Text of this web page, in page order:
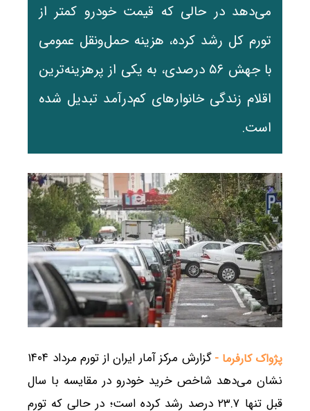
می‌دهد در حالی که قیمت خودرو کمتر از
تورم کل رشد کرده، هزینه حمل‌ونقل عمومی
با جهش ۵۶ درصدی، به یکی از پرهزینه‌ترین
اقلام زندگی خانوارهای کم‌درآمد تبدیل شده
است.
پژواک کارفرما -
گزارش مرکز آمار ایران از تورم مرداد ۱۴۰۴
نشان می‌دهد شاخص خرید خودرو در مقایسه با سال
قبل تنها ۲۳.۷ درصد رشد کرده است؛ در حالی که تورم